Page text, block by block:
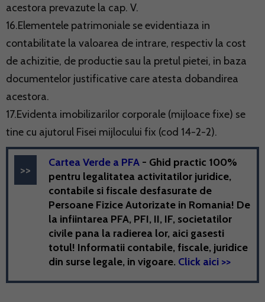
acestora prevazute la cap. V.
16.Elementele patrimoniale se evidentiaza in
contabilitate la valoarea de intrare, respectiv la cost
de achizitie, de productie sau la pretul pietei, in baza
documentelor justificative care atesta dobandirea
acestora.
17.Evidenta imobilizarilor corporale (mijloace fixe) se
tine cu ajutorul Fisei mijlocului fix (cod 14-2-2).
Cartea Verde a PFA - Ghid practic 100%
pentru legalitatea activitatilor juridice,
contabile si fiscale desfasurate de
Persoane Fizice Autorizate in Romania! De
la infiintarea PFA, PFI, II, IF, societatilor
civile pana la radierea lor, aici gasesti
totul! Informatii contabile, fiscale, juridice
din surse legale, in vigoare. Click aici >>